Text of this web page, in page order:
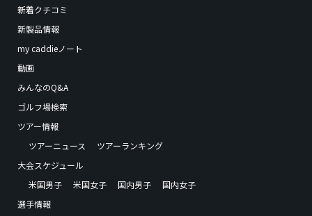
新着クチコミ
新製品情報
my caddieノート
動画
みんなのQ&A
ゴルフ場検索
ツアー情報
ツアーニュース
ツアーランキング
大会スケジュール
米国男子
米国女子 国内男子
国内女子
選手情報